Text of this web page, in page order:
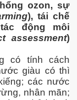
ozon, sự
), tái chế
động môi
assessment)
có tính cách
giàu có thì
các nước
nhân mãn;